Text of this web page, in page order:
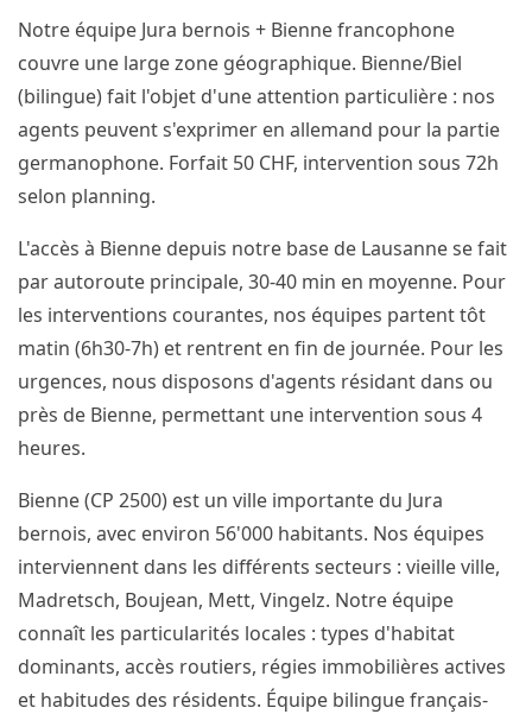
Notre équipe Jura bernois + Bienne francophone
couvre une large zone géographique. Bienne/Biel
(bilingue) fait l'objet d'une attention particulière : nos
agents peuvent s'exprimer en allemand pour la partie
germanophone. Forfait 50 CHF, intervention sous 72h
selon planning.
L'accès à Bienne depuis notre base de Lausanne se fait
par autoroute principale, 30-40 min en moyenne. Pour
les interventions courantes, nos équipes partent tôt
matin (6h30-7h) et rentrent en fin de journée. Pour les
urgences, nous disposons d'agents résidant dans ou
près de Bienne, permettant une intervention sous 4
heures.
Bienne (CP 2500) est un ville importante du Jura
bernois, avec environ 56'000 habitants. Nos équipes
interviennent dans les différents secteurs : vieille ville,
Madretsch, Boujean, Mett, Vingelz. Notre équipe
connaît les particularités locales : types d'habitat
dominants, accès routiers, régies immobilières actives
et habitudes des résidents. Équipe bilingue français-